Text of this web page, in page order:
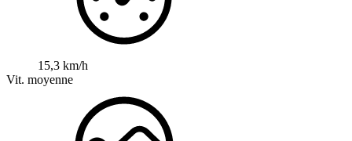
15,3 km/h
Vit. moyenne